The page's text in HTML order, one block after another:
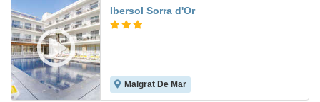
Ibersol Sorra d'Or
Malgrat De Mar